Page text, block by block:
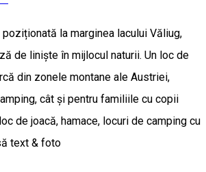
la marginea lacului Văliug,
de liniște în mijlocul naturii. Un loc de
din zonele montane ale Austriei,
cât și pentru familiile cu copii
de joacă, hamace, locuri de camping cu
text & foto